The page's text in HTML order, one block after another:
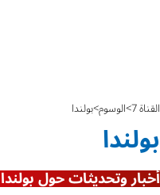
القناة 7 الوسوم بولندا
بولندا
أخبار وتحديثات حول بولندا